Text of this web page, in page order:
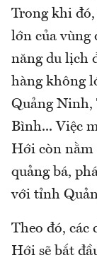
Trong khi
lớn của vùng
năng du lịch
hàng không
Quảng
Bình... Việc
Hới còn
quảng bá,
với tỉnh
Theo đó, các
Hới sẽ bắt